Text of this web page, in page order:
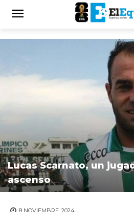
Lucas Scarnato, un
ascenso
8 NOVIEMBRE, 2024